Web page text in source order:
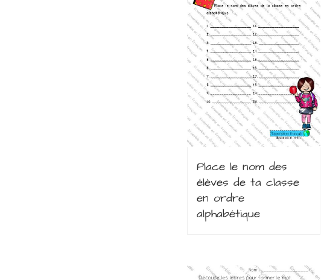
Place le nom des
élèves de ta classe
en ordre
alphabétique